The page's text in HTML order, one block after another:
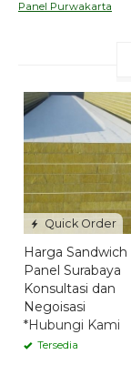
Panel Purwakarta
Quick Order
Harga Sandwich
Panel Surabaya
Konsultasi dan
Negoisasi
*Hubungi Kami
Tersedia